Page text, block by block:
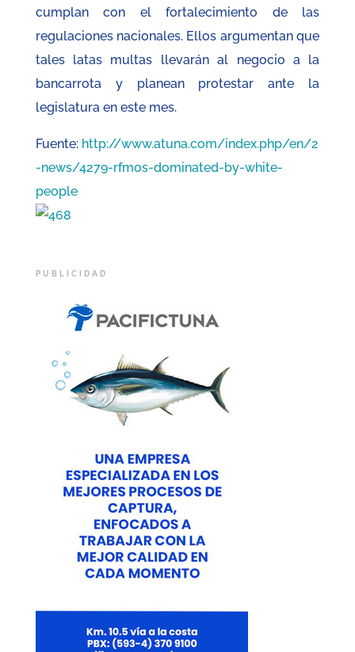
cumplan con el fortalecimiento de las
regulaciones nacionales. Ellos argumentan que
tales latas multas llevarán al negocio a la
bancarrota y planean protestar ante la
legislatura en este mes.
Fuente: http://www.atuna.com/index.php/en/2
-news/4279-rfmos-dominated-by-white-
people